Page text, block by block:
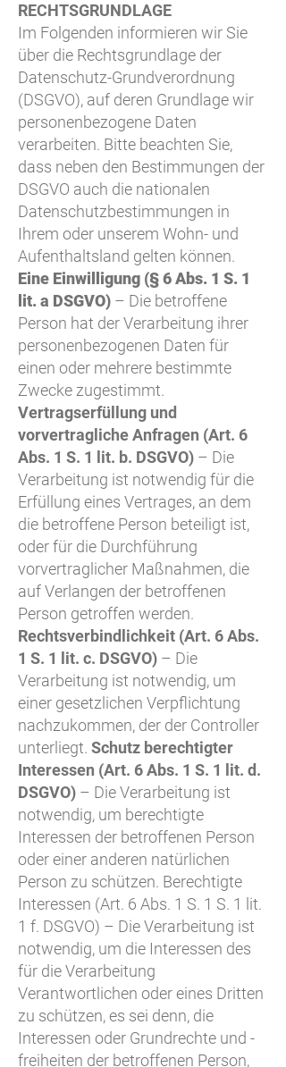
RECHTSGRUNDLAGE
Im Folgenden informieren wir Sie
über die Rechtsgrundlage der
Datenschutz-Grundverordnung
(DSGVO), auf deren Grundlage wir
personenbezogene Daten
verarbeiten. Bitte beachten Sie,
dass neben den Bestimmungen der
DSGVO auch die nationalen
Datenschutzbestimmungen in
Ihrem oder unserem Wohn- und
Aufenthaltsland gelten können.
Eine Einwilligung (§ 6 Abs. 1 S. 1
lit. a DSGVO) – Die betroffene
Person hat der Verarbeitung ihrer
personenbezogenen Daten für
einen oder mehrere bestimmte
Zwecke zugestimmt.
Vertragserfüllung und
vorvertragliche Anfragen (Art. 6
Abs. 1 S. 1 lit. b. DSGVO) – Die
Verarbeitung ist notwendig für die
Erfüllung eines Vertrages, an dem
die betroffene Person beteiligt ist,
oder für die Durchführung
vorvertraglicher Maßnahmen, die
auf Verlangen der betroffenen
Person getroffen werden.
Rechtsverbindlichkeit (Art. 6 Abs.
1 S. 1 lit. c. DSGVO) – Die
Verarbeitung ist notwendig, um
einer gesetzlichen Verpflichtung
nachzukommen, der der Controller
unterliegt. Schutz berechtigter
Interessen (Art. 6 Abs. 1 S. 1 lit. d.
DSGVO) – Die Verarbeitung ist
notwendig, um berechtigte
Interessen der betroffenen Person
oder einer anderen natürlichen
Person zu schützen. Berechtigte
Interessen (Art. 6 Abs. 1 S. 1 S. 1 lit.
1 f. DSGVO) – Die Verarbeitung ist
notwendig, um die Interessen des
für die Verarbeitung
Verantwortlichen oder eines Dritten
zu schützen, es sei denn, die
Interessen oder Grundrechte und -
freiheiten der betroffenen Person,